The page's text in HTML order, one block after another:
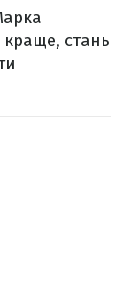
краще, стань